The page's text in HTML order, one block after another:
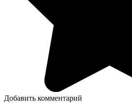
Добавить комментарий